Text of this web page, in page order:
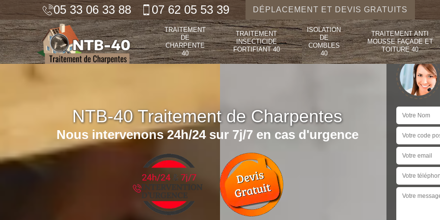
05 33 06 33 88 07 62 05 53 39 DÉPLACEMENT ET DEVIS GRATUITS
TRAITEMENT
DE
CHARPENTE
40
TRAITEMENT
INSECTICIDE
FORTIFIANT 40
ISOLATION
DE
COMBLES
40
TRAITEMENT ANTI
MOUSSE FAÇADE ET
TOITURE 40
NTB-40 Traitement de Charpentes
Nous intervenons 24h/24 sur 7j/7 en cas d'urgence